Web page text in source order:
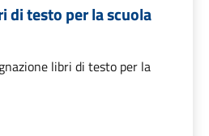
di testo per la scuola
libri di testo per la